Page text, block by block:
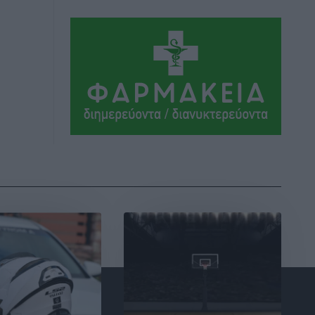
πριν 7 ώρες
Βασίλης Υψηλάντης: Ξεμπλοκάρει η
έκδοση και παραχώρηση οριστικών
τίτλων κυριότητας για 224 εργατικές
κατοικίες στη Ρόδο
ΣΕΓΑΣ: Πιστώθηκαν τα έξοδα
Πρωταθλήματος Κ20 στα σωματεία
Ευρωπαϊκό Πρωτάθλημα Στίβου: Πότε